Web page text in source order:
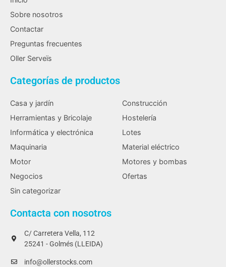
Sobre nosotros
Contactar
Preguntas frecuentes
Oller Serveïs
Categorías de productos
Casa y jardín
Construcción
Herramientas y Bricolaje
Hostelería
Informática y electrónica
Lotes
Maquinaria
Material eléctrico
Motor
Motores y bombas
Negocios
Ofertas
Sin categorizar
Contacta con nosotros
C/ Carretera Vella, 112
25241 - Golmés (LLEIDA)
info@ollerstocks.com